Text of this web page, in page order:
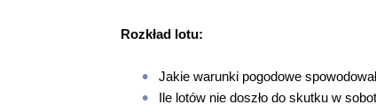
Rozkład lotu:
Jakie warunki pogodowe
Ile lotów nie doszło do skutku w